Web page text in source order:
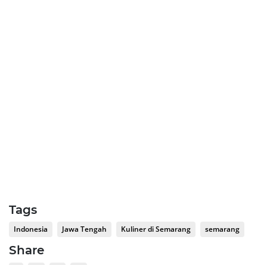
Tags
Indonesia Jawa Tengah Kuliner di Semarang semarang
Share